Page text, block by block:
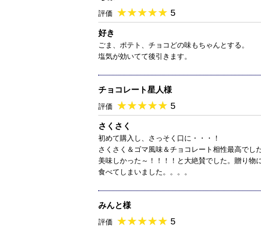
評価 ★★★★★
★★★★★ 5
好き
ごま、ポテト、チョコどの味もちゃんとする。
塩気が効いてて後引きます。
チョコレート星人様
評価 ★★★★★
★★★★★ 5
さくさく
初めて購入し、さっそく口に・・・！
さくさく＆ゴマ風味＆チョコレート相性最高でし
美味しかった～！！！！と大絶賛でした。贈り物
食べてしまいました。。。。
みんと様
評価 ★★★★★
★★★★★ 5